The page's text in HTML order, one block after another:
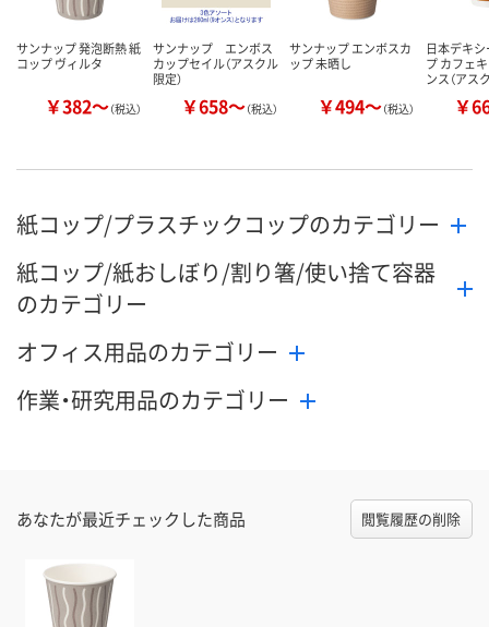
サンナップ 発泡断熱 紙
コップ ヴィルタ
￥382～（税込）
サンナップ エンボス
カップセイル（アスクル
限定）
￥658～（税込）
サンナップ エンボスカ
ップ 未晒し
￥494～（税込）
日本デキ
プ カフェ
ンス（アス
￥
紙コップ/プラスチックコップのカテゴリー
紙コップ/紙おしぼり/割り箸/使い捨て容器
のカテゴリー
オフィス用品のカテゴリー
作業・研究用品のカテゴリー
あなたが最近チェックした商品 閲覧履歴の削除